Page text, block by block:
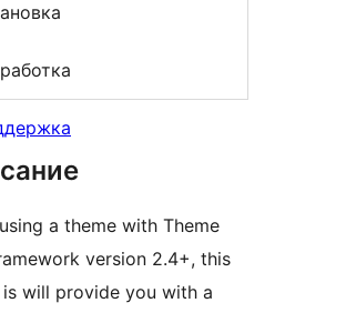
a theme with Theme
version 2.4+, this
is will provide you with a